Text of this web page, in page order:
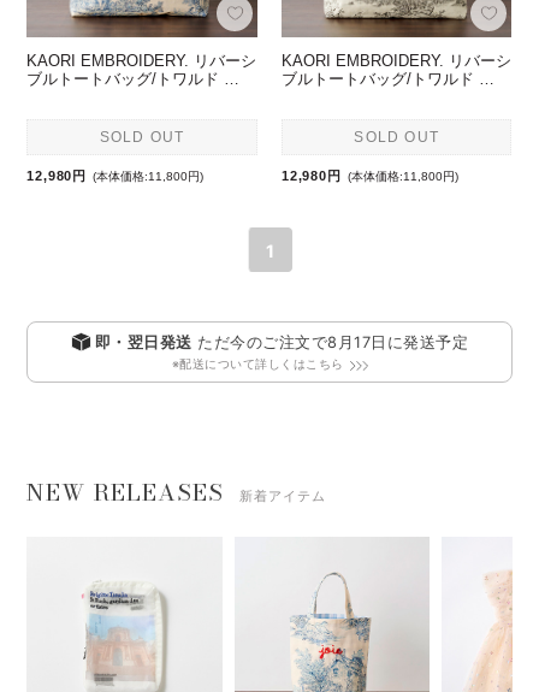
KAORI EMBROIDERY. リバーシ
ブルトートバッグ/トワルド …
SOLD OUT
12,980円 (本体価格:11,800円)
KAORI EMBROIDERY. リバーシ
ブルトートバッグ/トワルド …
SOLD OUT
12,980円 (本体価格:11,800円)
1
即・翌日発送 ただ今のご注文で8月17日 に発送予定
※配送について詳しくはこちら
NEW RELEASES 新着アイテム